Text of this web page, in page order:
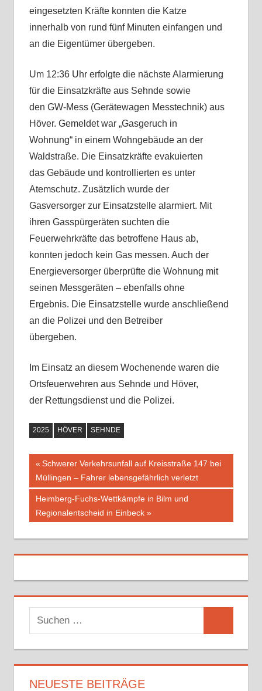
eingesetzten Kräfte konnten die Katze
innerhalb von rund fünf Minuten einfangen und
an die Eigentümer übergeben.
Um 12:36 Uhr erfolgte die nächste Alarmierung
für die Einsatzkräfte aus Sehnde sowie
den GW-Mess (Gerätewagen Messtechnik) aus
Höver. Gemeldet war „Gasgeruch in
Wohnung“ in einem Wohngebäude an der
Waldstraße. Die Einsatzkräfte evakuierten
das Gebäude und kontrollierten es unter
Atemschutz. Zusätzlich wurde der
Gasversorger zur Einsatzstelle alarmiert. Mit
ihren Gasspürgeräten suchten die
Feuerwehrkräfte das betroffene Haus ab,
konnten jedoch kein Gas messen. Auch der
Energieversorger überprüfte die Wohnung mit
seinen Messgeräten – ebenfalls ohne
Ergebnis. Die Einsatzstelle wurde anschließend
an die Polizei und den Betreiber
übergeben.
Im Einsatz an diesem Wochenende waren die
Ortsfeuerwehren aus Sehnde und Höver,
der Rettungsdienst und die Polizei.
2025 HÖVER SEHNDE
Beitragsnavigation
Vorheriger
Beitrag:
Schwerer Verkehrsunfall auf Kreisstraße 147 bei
Müllingen – Fahrer lebensgefährlich verletzt
Nächster
Beitrag:
Heimberg-Fuchs-Wettkämpfe in Bilm und
Regionalentscheid in Einbeck
u
c
h
e
c
NEUESTE BEITRÄGE